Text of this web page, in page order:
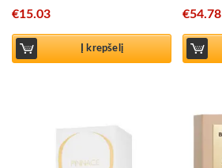
€15.03
Į krepšelį
€54.78